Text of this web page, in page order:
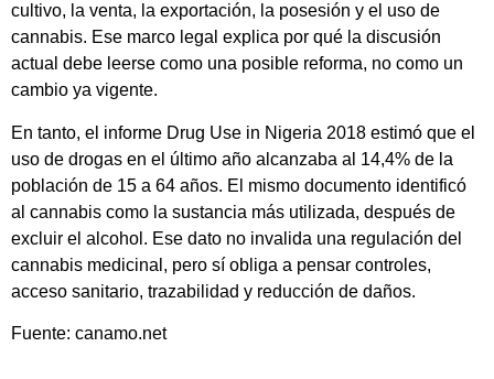
cultivo, la venta, la exportación, la posesión y el uso de
cannabis. Ese marco legal explica por qué la discusión
actual debe leerse como una posible reforma, no como un
cambio ya vigente.
En tanto, el informe Drug Use in Nigeria 2018 estimó que el
uso de drogas en el último año alcanzaba al 14,4% de la
población de 15 a 64 años. El mismo documento identificó
al cannabis como la sustancia más utilizada, después de
excluir el alcohol. Ese dato no invalida una regulación del
cannabis medicinal, pero sí obliga a pensar controles,
acceso sanitario, trazabilidad y reducción de daños.
Fuente: canamo.net